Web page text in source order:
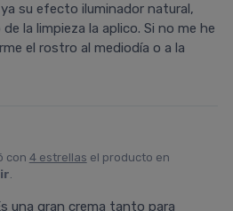
su efecto iluminador natural,
la limpieza la aplico. Si no me he
el rostro al mediodí­a o a la
con 4 estrellas el producto en
.
una gran crema tanto para